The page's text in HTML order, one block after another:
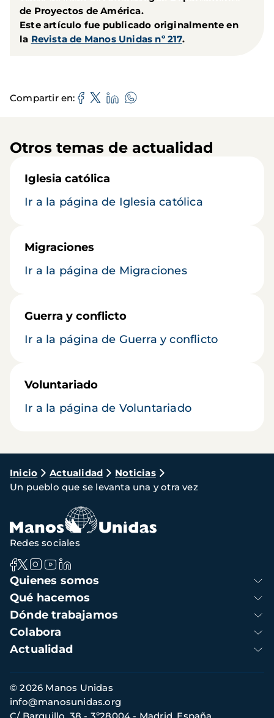
de Proyectos de América.
Este artículo fue publicado originalmente en
la Revista de Manos Unidas nº 217.
Compartir en
Otros temas de actualidad
Iglesia católica
Ir a la página de Iglesia católica
Migraciones
Ir a la página de Migraciones
Guerra y conflicto
Ir a la página de Guerra y conflicto
Voluntariado
Ir a la página de Voluntariado
Ruta
de
navegación
Inicio Actualidad
Noticias
Un pueblo que se levanta una y otra vez
Navegación
principal
Quienes somos
Qué hacemos
Dónde trabajamos
Colabora
Actualidad
Redes sociales
Información
de
contacto
© 2026 Manos Unidas
info@manosunidas.org